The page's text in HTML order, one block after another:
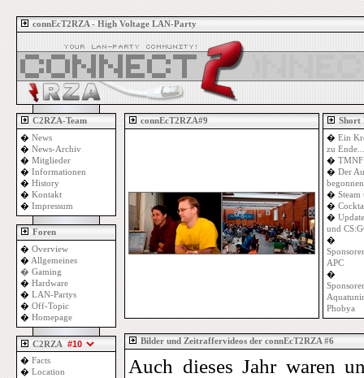
connEcT2RZA - High Voltage LAN-Party
C2RZA-Team
� News
� News-Archiv
� Mitglieder
� Informationen
� History
� Kontakt
� Impressum
Foren
� Overview
� Allgemeines
� Gaming
� Hardware
� LAN-Partys
� Off-Topic
� Homepage
C2RZA
� Facts
� Location
connEcT2RZA#9
Short
� Ein
zu Ende...
� TMNF
� Der
� Steam
�
�
und
�
APC
�
Phobya
Bilder und Zeitraffervideos der connEcT2RZA #6
Auch dieses Jahr waren